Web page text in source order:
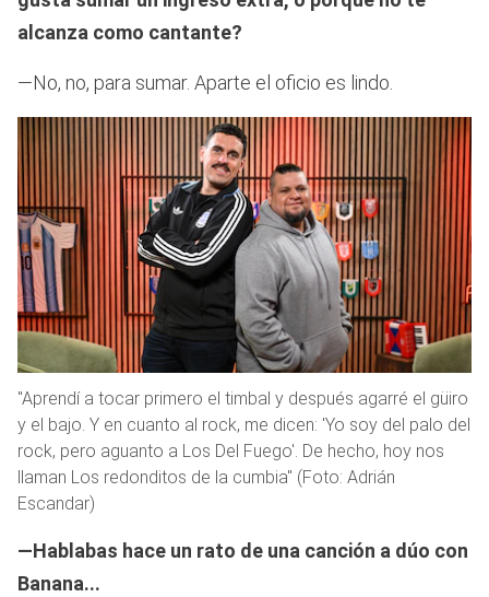
alcanza como cantante?
—No, no, para sumar. Aparte el oficio es lindo.
"Aprendí a tocar primero el timbal y después agarré el güiro
y el bajo. Y en cuanto al rock, me dicen: 'Yo soy del palo del
rock, pero aguanto a Los Del Fuego'. De hecho, hoy nos
llaman Los redonditos de la cumbia" (Foto: Adrián
Escandar)
—Hablabas hace un rato de una canción a dúo con
Banana...